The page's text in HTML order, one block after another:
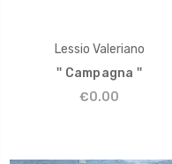
Lessio Valeriano
'' Campagna ''
€0.00